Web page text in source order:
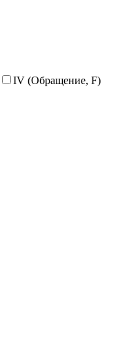
IV (Обращение, F)